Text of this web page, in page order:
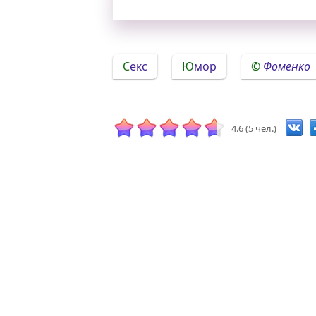
Секс Юмор Фоменко
4.6 (5 чел.)